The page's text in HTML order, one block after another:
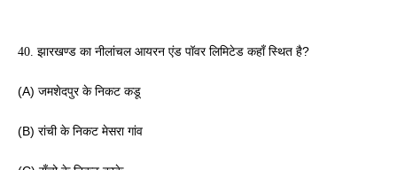
40. झारखण्ड का नीलांचल आयरन एंड पॉवर लिमिटेड कहाँ स्थित है?
(A) जमशेदपुर के निकट कडू
(B) रांची के निकट मेसरा गांव